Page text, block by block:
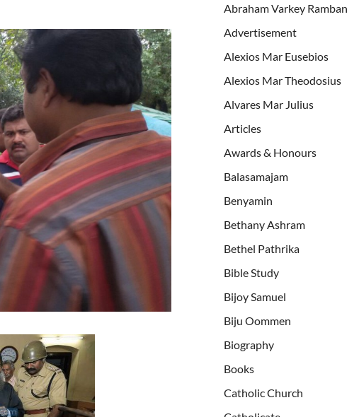
Abraham Varkey Ramban
Advertisement
Alexios Mar Eusebios
Alexios Mar Theodosius
Alvares Mar Julius
Articles
Awards & Honours
Balasamajam
Benyamin
Bethany Ashram
Bethel Pathrika
Bible Study
Bijoy Samuel
Biju Oommen
Biography
Books
Catholic Church